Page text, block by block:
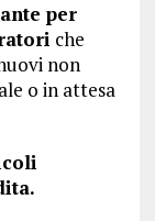
per
che
non
o in attesa